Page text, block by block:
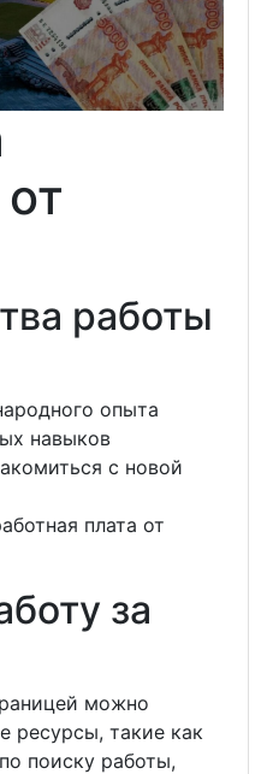
работы
опыта
навыков
с новой
плата от
за
можно
ресурсы, такие как
поиску работы,